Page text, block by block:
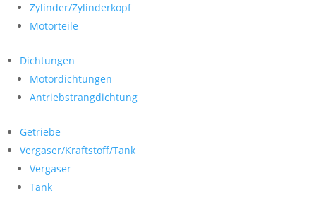
Zylinder/Zylinderkopf
Motorteile
Dichtungen
Motordichtungen
Antriebstrangdichtung
Getriebe
Vergaser/Kraftstoff/Tank
Vergaser
Tank